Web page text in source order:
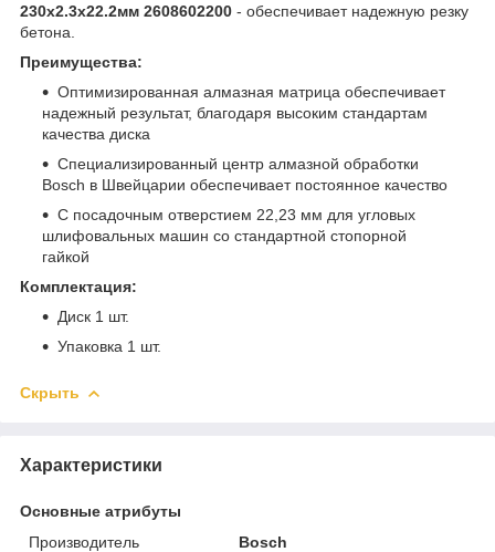
230x2.3x22.2мм 2608602200 - обеспечивает надежную резку
бетона.
Преимущества:
Оптимизированная алмазная матрица обеспечивает
надежный результат, благодаря высоким стандартам
качества диска
Специализированный центр алмазной обработки
Bosch в Швейцарии обеспечивает постоянное качество
С посадочным отверстием 22,23 мм для угловых
шлифовальных машин со стандартной стопорной
гайкой
Комплектация:
Диск 1 шт.
Упаковка 1 шт.
Скрыть
Характеристики
Основные атрибуты
Производитель
Bosch